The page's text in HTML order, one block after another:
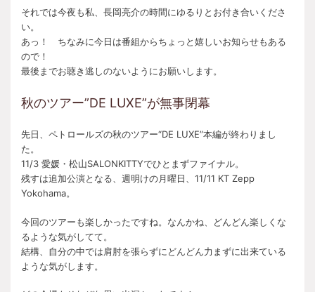
それでは今夜も私、長岡亮介の時間にゆるりとお付き合いくださ
い。
あっ！ ちなみに今日は番組からちょっと嬉しいお知らせもある
ので！
最後までお聴き逃しのないようにお願いします。
秋のツアー”DE LUXE”が無事閉幕
先日、ペトロールズの秋のツアー“DE LUXE”本編が終わりまし
た。
11/3 愛媛・松山SALONKITTYでひとまずファイナル。
残すは追加公演となる、週明けの月曜日、11/11 KT Zepp
Yokohama。
今回のツアーも楽しかったですね。なんかね、どんどん楽しくな
るような気がしてて。
結構、自分の中では肩肘を張らずにどんどん力まずに出来ている
ような気がします。